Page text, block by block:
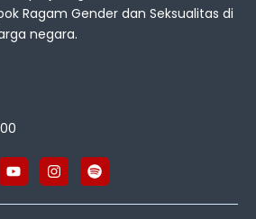
Ragam Gender dan Seksualitas di
negara.